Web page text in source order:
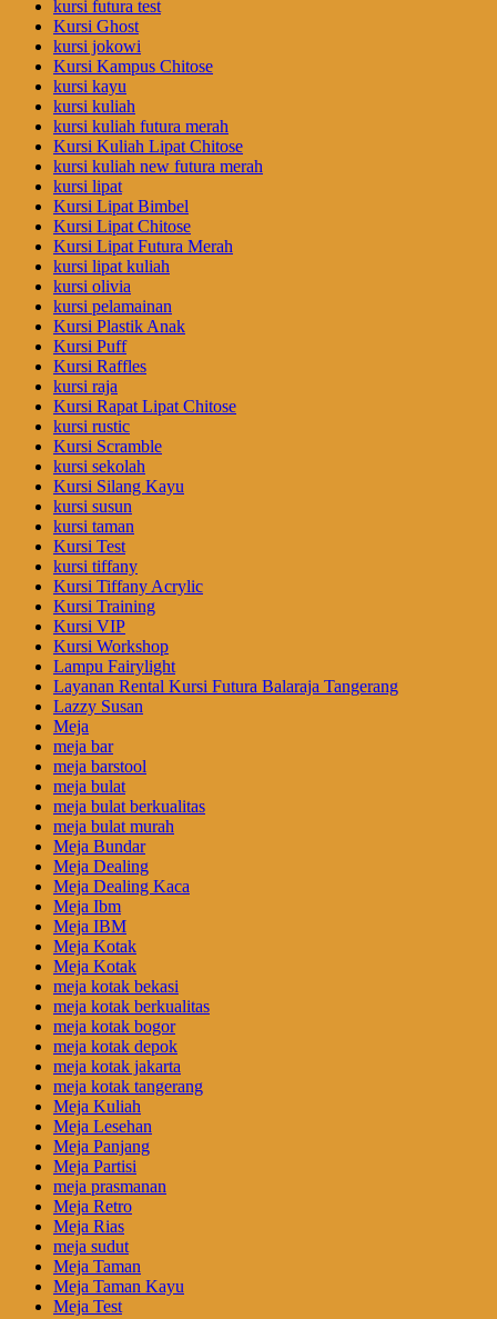
kursi futura test
Kursi Ghost
kursi jokowi
Kursi Kampus Chitose
kursi kayu
kursi kuliah
kursi kuliah futura merah
Kursi Kuliah Lipat Chitose
kursi kuliah new futura merah
kursi lipat
Kursi Lipat Bimbel
Kursi Lipat Chitose
Kursi Lipat Futura Merah
kursi lipat kuliah
kursi olivia
kursi pelamainan
Kursi Plastik Anak
Kursi Puff
Kursi Raffles
kursi raja
Kursi Rapat Lipat Chitose
kursi rustic
Kursi Scramble
kursi sekolah
Kursi Silang Kayu
kursi susun
kursi taman
Kursi Test
kursi tiffany
Kursi Tiffany Acrylic
Kursi Training
Kursi VIP
Kursi Workshop
Lampu Fairylight
Layanan Rental Kursi Futura Balaraja Tangerang
Lazzy Susan
Meja
meja bar
meja barstool
meja bulat
meja bulat berkualitas
meja bulat murah
Meja Bundar
Meja Dealing
Meja Dealing Kaca
Meja Ibm
Meja IBM
Meja Kotak
Meja Kotak
meja kotak bekasi
meja kotak berkualitas
meja kotak bogor
meja kotak depok
meja kotak jakarta
meja kotak tangerang
Meja Kuliah
Meja Lesehan
Meja Panjang
Meja Partisi
meja prasmanan
Meja Retro
Meja Rias
meja sudut
Meja Taman
Meja Taman Kayu
Meja Test